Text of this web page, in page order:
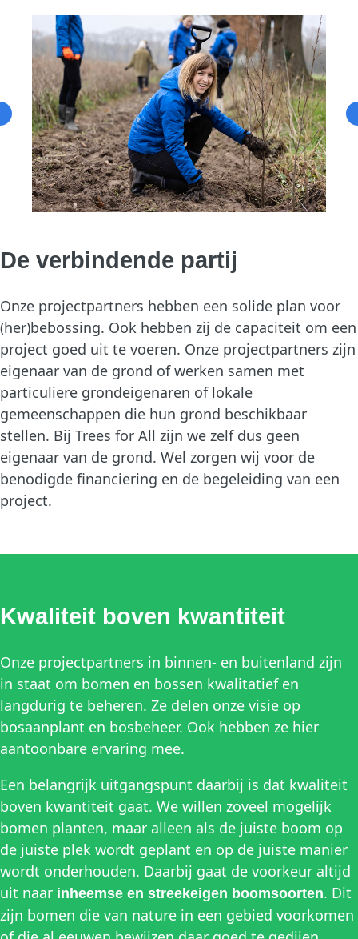
De verbindende partij
Onze projectpartners hebben een solide plan voor
(her)bebossing. Ook hebben zij de capaciteit om een
project goed uit te voeren. Onze projectpartners zijn
eigenaar van de grond of werken samen met
particuliere grondeigenaren of lokale
gemeenschappen die hun grond beschikbaar
stellen. Bij Trees for All zijn we zelf dus geen
eigenaar van de grond. Wel zorgen wij voor de
benodigde financiering en de begeleiding van een
project.
Kwaliteit boven kwantiteit
Onze projectpartners in binnen- en buitenland zijn
in staat om bomen en bossen kwalitatief en
langdurig te beheren. Ze delen onze visie op
bosaanplant en bosbeheer. Ook hebben ze hier
aantoonbare ervaring mee.
Een belangrijk uitgangspunt daarbij is dat kwaliteit
boven kwantiteit gaat. We willen zoveel mogelijk
bomen planten, maar alleen als de juiste boom op
de juiste plek wordt geplant en op de juiste manier
wordt onderhouden. Daarbij gaat de voorkeur altijd
uit naar inheemse en streekeigen boomsoorten. Dit
zijn bomen die van nature in een gebied voorkomen